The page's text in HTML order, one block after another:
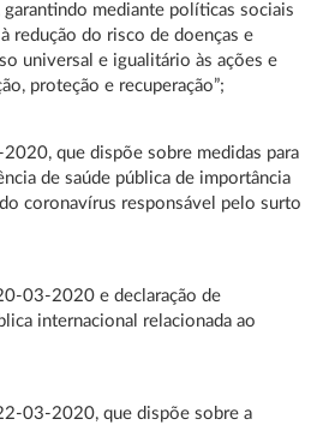
mediante políticas sociais
redução do risco de doenças e
universal e igualitário às ações e
proteção e recuperação”;
que dispõe sobre medidas para
de saúde pública de importância
coronavírus responsável pelo surto
03-2020 e declaração de
internacional relacionada ao
03-2020, que dispõe sobre a